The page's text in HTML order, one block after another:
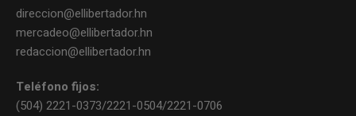
direccion@ellibertador.hn
mercadeo@ellibertador.hn
redaccion@ellibertador.hn
Teléfono fijos:
(504) 2221-0373/2221-0504/2221-0706